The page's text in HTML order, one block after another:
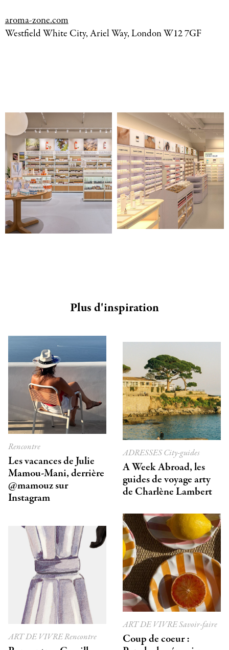
aroma-zone.com
Westfield White City, Ariel Way, London W12 7GF
Plus d'inspiration
Rencontre
Les vacances de Julie
Mamou-Mani, derrière
@mamouz sur
Instagram
ADRESSESCity-guides
A Week Abroad, les
guides de voyage arty
de Charlène Lambert
ART DE VIVRERencontre
ART DE VIVRESavoir-faire
Coup de coeur :